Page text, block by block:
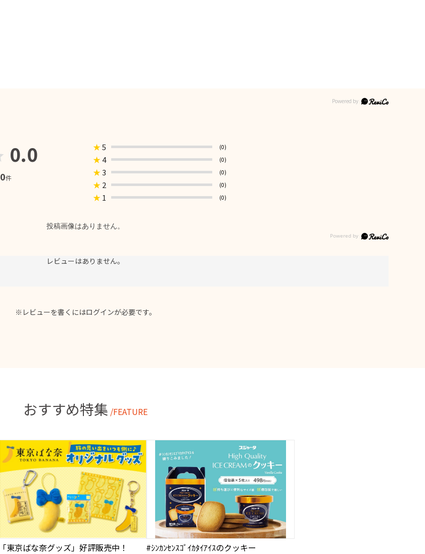
0.0
0件
★5 (0)
★4 (0)
★3 (0)
★ 2 (0)
★ 1 (0)
投稿画像はありません。
レビューはありません。
※レビューを書くにはログインが必要です。
おすすめ特集 /FEATURE
「東京ばな奈グッズ」好評販売中！ #ｼﾝｶﾝｾﾝｽｺﾞｲｶﾀｲｱｲｽのクッキー